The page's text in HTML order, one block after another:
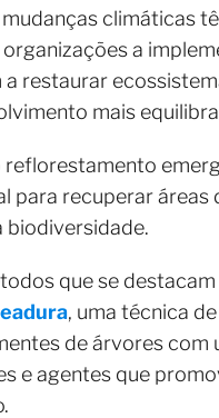
climáticas
a
a restaurar
mais
reflorestamento
para recuperar áreas
biodiversidade.
que se destacam
, uma técnica
de árvores com
e agentes que